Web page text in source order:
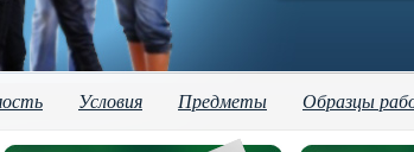
Условия Предметы Образцы